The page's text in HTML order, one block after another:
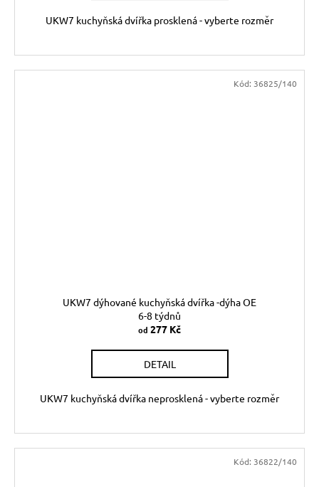
UKW7 kuchyňská dvířka prosklená - vyberte rozměr
UKW7 dýhované kuchyňská dvířka -dýha OE
6-8 týdnů
od 277 Kč
DETAIL
UKW7 kuchyňská dvířka neprosklená - vyberte rozměr
Kód: 36825/140
Kód: 36822/140